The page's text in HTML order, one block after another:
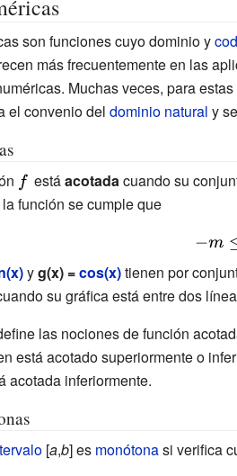
son funciones cuyo dominio y
más frecuentemente en las
Muchas veces, para
el convenio del dominio natural y
{\displaystyle
f\,}
estáacotadacuando su
función se cumple que
-
yg(x) =cos(x)tienen por
su gráfica está entre dos
las nociones de función
está acotado superiormente o
acotada inferiormente.
[a,b] es monótonasi verifica